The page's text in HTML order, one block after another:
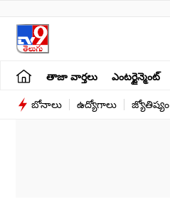
తాజా వార్తలు ఎంటర్టైన్మెంట్
బోనాలు ఉద్యోగాలు జ్యోతిష్యం